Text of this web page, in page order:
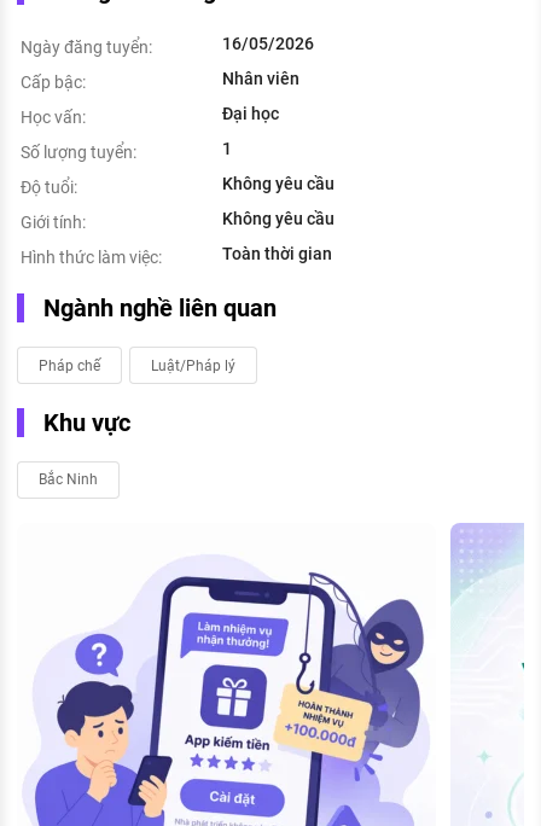
Ngày đăng tuyển:
16/05/2026
Cấp bậc:
Nhân viên
Học vấn:
Đại học
Số lượng tuyển:
1
Độ tuổi:
Không yêu cầu
Giới tính:
Không yêu cầu
Hình thức làm việc:
Toàn thời gian
Ngành nghề liên quan
Pháp chế Luật/Pháp lý
Khu vực
Bắc Ninh